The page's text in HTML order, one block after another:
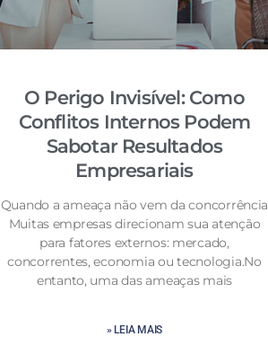
O Perigo Invisível: Como
Conflitos Internos Podem
Sabotar Resultados
Empresariais
Quando a ameaça não vem da concorrência
Muitas empresas direcionam sua atenção
para fatores externos: mercado,
concorrentes, economia ou tecnologia.No
entanto, uma das ameaças mais
» LEIA MAIS